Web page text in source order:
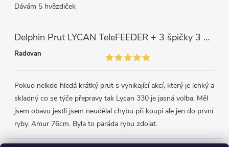
Dávám 5 hvězdiček
Delphin Prut LYCAN TeleFEEDER + 3 špičky 3 m, 80 g
Radovan
Pokud nėlkdo hledá krátký prut s vynikající akcí, který je lehký a
skladný co se týče přepravy tak Lycan 330 je jasná volba. Měl
jsem obavu jestli jsem neudělal chybu při koupi ale jen do první
ryby. Amur 76cm. Byla to paráda rybu zdolat.